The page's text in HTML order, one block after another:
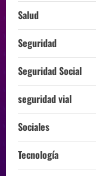
Salud
Seguridad
Seguridad Social
seguridad vial
Sociales
Tecnología